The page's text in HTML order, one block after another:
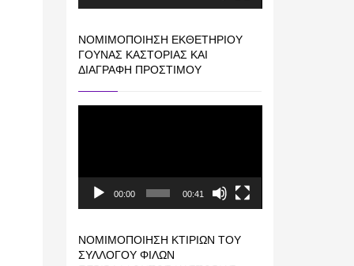
ΝΟΜΙΜΟΠΟΊΗΣΗ ΕΚΘΕΤΗΡΊΟΥ
ΓΟΎΝΑΣ ΚΑΣΤΟΡΙΆΣ ΚΑΙ
ΔΙΑΓΡΑΦΉ ΠΡΟΣΤΊΜΟΥ
00:00 00:41
ΝΟΜΙΜΟΠΟΊΗΣΗ ΚΤΙΡΊΩΝ ΤΟΥ
ΣΥΛΛΌΓΟΥ ΦΊΛΩΝ